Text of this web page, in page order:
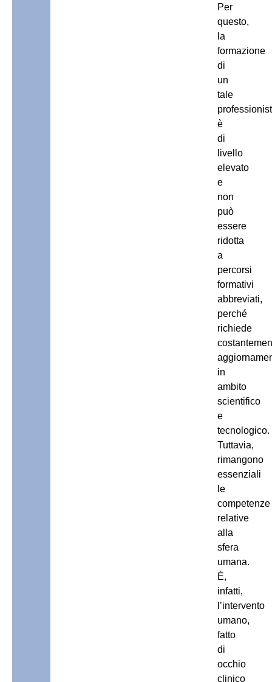
Per
questo,
la
formazione
di
un
tale
è
di
livello
elevato
e
non
può
essere
ridotta
a
percorsi
formativi
abbreviati,
perché
richiede
in
ambito
scientifico
e
tecnologico.
Tuttavia,
rimangono
essenziali
le
competenze
relative
alla
sfera
umana.
È,
infatti,
l’intervento
umano,
fatto
di
occhio
clinico